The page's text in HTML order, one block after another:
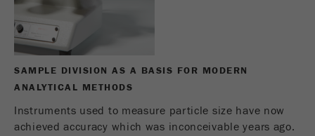
SAMPLE DIVISION AS A BASIS FOR MODERN
ANALYTICAL METHODS
Instruments used to measure particle size have now
achieved accuracy which was inconceivable years ago.